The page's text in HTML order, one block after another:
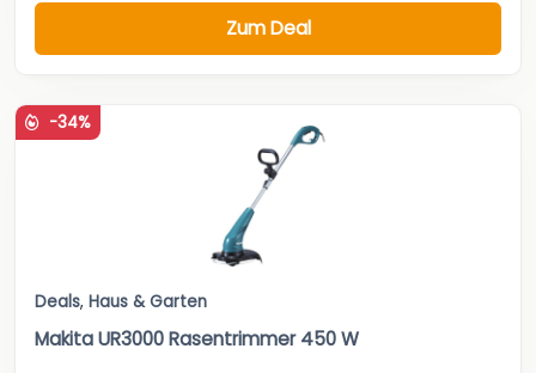
Zum Deal
-34%
Deals, Haus & Garten
Makita UR3000 Rasentrimmer 450 W